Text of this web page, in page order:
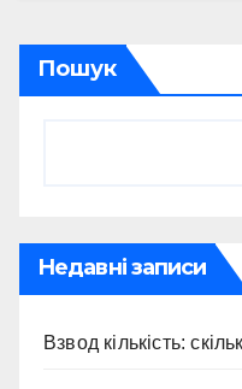
Пошук
Недавні записи
Взвод кількість: